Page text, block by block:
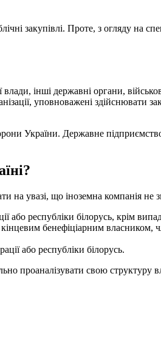
закупівлі. Проте, з огляду на
інші державні органи,
уповноважені здійснювати
України. Державне
на увазі, що іноземна компанія
або республіки білорусь, крім
бенефіціарним
або республіки білорусь.
проаналізувати свою структуру